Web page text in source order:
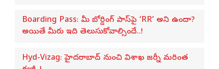
Boarding Pass: మీ బోర్డింగ్ పాస్‌పై ‘RR’ అని ఉందా?
అయితే మీరు ఇది తెలుసుకోవాల్సిందే..!
Hyd-Vizag: హైదరాబాద్ నుంచి విశాఖ జర్నీ మరింత